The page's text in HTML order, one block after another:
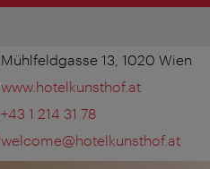
Mühlfeldgasse 13, 1020 Wien
www.hotelkunsthof.at
+43 1 214 31 78
welcome@hotelkunsthof.at